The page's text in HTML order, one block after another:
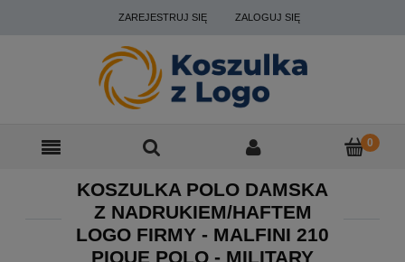
ZAREJESTRUJ SIĘ ZALOGUJ SIĘ
KOSZULKA POLO DAMSKA
Z NADRUKIEM/HAFTEM
LOGO FIRMY - MALFINI 210
PIQUE POLO - MILITARY